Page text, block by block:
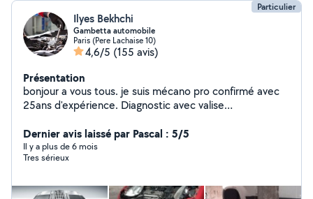
Particulier
Ilyes Bekhchi
Gambetta automobile
Paris (Pere Lachaise 10)
4,6/5 (155 avis)
Présentation
bonjour a vous tous. je suis mécano pro confirmé avec
25ans d'expérience. Diagnostic avec valise
voiture.TIKTOK ( lemecanoducoin )
Dernier avis laissé par Pascal : 5/5
Il y a plus de 6 mois
Tres sérieux